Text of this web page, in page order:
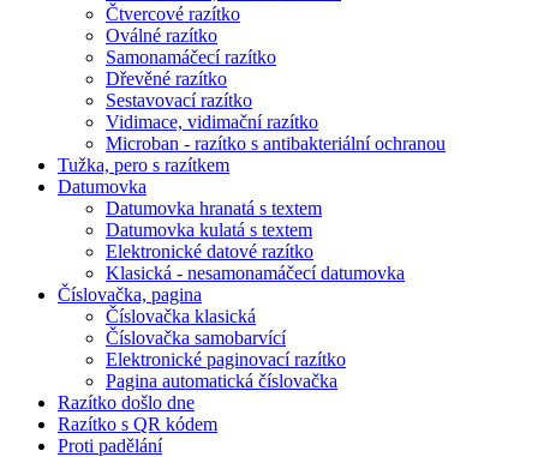
Čtvercové razítko
Oválné razítko
Samonamáčecí razítko
Dřevěné razítko
Sestavovací razítko
Vidimace, vidimační razítko
Microban - razítko s antibakteriální ochranou
Tužka, pero s razítkem
Datumovka
Datumovka hranatá s textem
Datumovka kulatá s textem
Elektronické datové razítko
Klasická - nesamonamáčecí datumovka
Číslovačka, pagina
Číslovačka klasická
Číslovačka samobarvící
Elektronické paginovací razítko
Pagina automatická číslovačka
Razítko došlo dne
Razítko s QR kódem
Proti padělání